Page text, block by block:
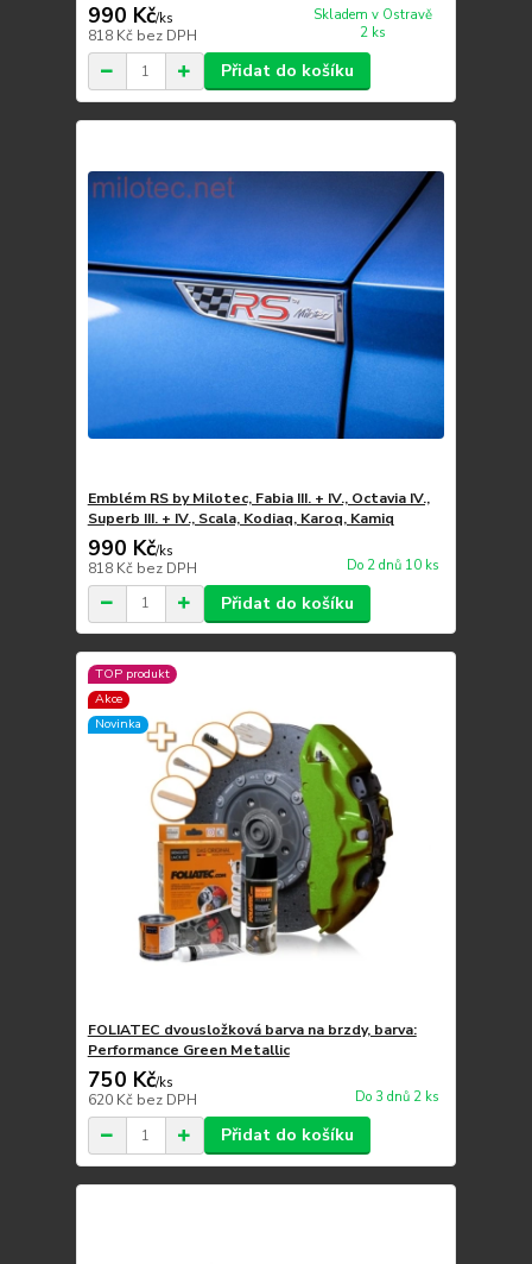
990 Kč/ks
818 Kč bez DPH
Skladem v Ostravě
2 ks
Přidat do košíku
Emblém RS by Milotec, Fabia III. + IV., Octavia IV.,
Superb III. + IV., Scala, Kodiaq, Karoq, Kamiq
990 Kč/ks
818 Kč bez DPH Do 2 dnů 10 ks
Přidat do košíku
TOP produkt
Akce
Novinka
FOLIATEC dvousložková barva na brzdy, barva:
Performance Green Metallic
750 Kč/ks
620 Kč bez DPH Do 3 dnů 2 ks
Přidat do košíku